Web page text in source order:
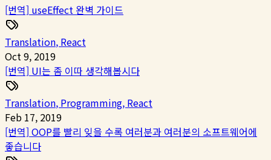
[번역] useEffect 완벽 가이드
Translation, React
Oct 9, 2019
[번역] UI는 좀 이따 생각해봅시다
Translation, Programming, React
Feb 17, 2019
[번역] OOP를 빨리 잊을 수록 여러분과 여러분의 소프트웨어에
좋습니다